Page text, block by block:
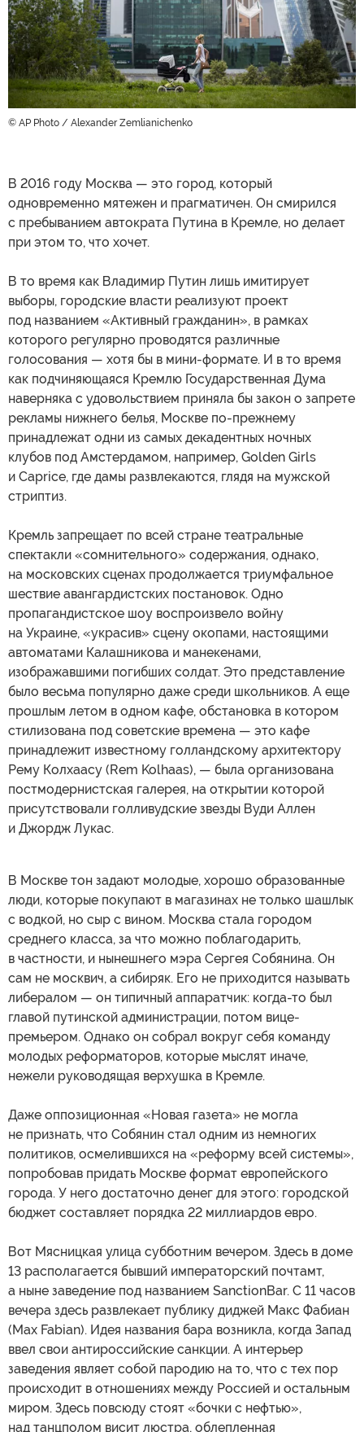
© AP Photo / Alexander Zemlianichenko
В 2016 году Москва — это город, который
одновременно мятежен и прагматичен. Он смирился
с пребыванием автократа Путина в Кремле, но делает
при этом то, что хочет.
В то время как Владимир Путин лишь имитирует
выборы, городские власти реализуют проект
под названием «Активный гражданин», в рамках
которого регулярно проводятся различные
голосования — хотя бы в мини-формате. И в то время
как подчиняющаяся Кремлю Государственная Дума
наверняка с удовольствием приняла бы закон о запрете
рекламы нижнего белья, Москве по-прежнему
принадлежат одни из самых декадентных ночных
клубов под Амстердамом, например, Golden Girls
и Caprice, где дамы развлекаются, глядя на мужской
стриптиз.
Кремль запрещает по всей стране театральные
спектакли «сомнительного» содержания, однако,
на московских сценах продолжается триумфальное
шествие авангардистских постановок. Одно
пропагандистское шоу воспроизвело войну
на Украине, «украсив» сцену окопами, настоящими
автоматами Калашникова и манекенами,
изображавшими погибших солдат. Это представление
было весьма популярно даже среди школьников. А еще
прошлым летом в одном кафе, обстановка в котором
стилизована под советские времена — это кафе
принадлежит известному голландскому архитектору
Рему Колхаасу (Rem Kolhaas), — была организована
постмодернистская галерея, на открытии которой
присутствовали голливудские звезды Вуди Аллен
и Джордж Лукас.
В Москве тон задают молодые, хорошо образованные
люди, которые покупают в магазинах не только шашлык
с водкой, но сыр с вином. Москва стала городом
среднего класса, за что можно поблагодарить,
в частности, и нынешнего мэра Сергея Собянина. Он
сам не москвич, а сибиряк. Его не приходится называть
либералом — он типичный аппаратчик: когда-то был
главой путинской администрации, потом вице-
премьером. Однако он собрал вокруг себя команду
молодых реформаторов, которые мыслят иначе,
нежели руководящая верхушка в Кремле.
Даже оппозиционная «Новая газета» не могла
не признать, что Собянин стал одним из немногих
политиков, осмелившихся на «реформу всей системы»,
попробовав придать Москве формат европейского
города. У него достаточно денег для этого: городской
бюджет составляет порядка 22 миллиардов евро.
Вот Мясницкая улица субботним вечером. Здесь в доме
13 располагается бывший императорский почтамт,
а ныне заведение под названием SanctionBar. С 11 часов
вечера здесь развлекает публику диджей Макс Фабиан
(Max Fabian). Идея названия бара возникла, когда Запад
ввел свои антироссийские санкции. А интерьер
заведения являет собой пародию на то, что с тех пор
происходит в отношениях между Россией и остальным
миром. Здесь повсюду стоят «бочки с нефтью»,
над танцполом висит люстра, облепленная